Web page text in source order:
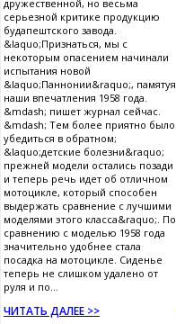
дружественной, но весьма
серьезной критике продукцию
будапештского завода.
&laquo;Признаться, мы с
некоторым опасением начинали
испытания новой
&laquo;Паннонии&raquo;, памятуя
наши впечатления 1958 года.
&mdash; пишет журнал сейчас.
&mdash; Тем более приятно было
убедиться в обратном;
&laquo;детские болезни&raquo;
прежней модели остались позади
и теперь речь идет об отличном
мотоцикле, который способен
выдержать сравнение с лучшими
моделями этого класса&raquo;. По
сравнению с моделью 1958 года
значительно удобнее стала
посадка на мотоцикле. Сиденье
теперь не слишком удалено от
руля и по...
ЧИТАТЬ ДАЛЕЕ >>